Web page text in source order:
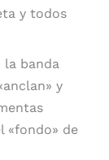
y todos
la banda
y
«fondo» de